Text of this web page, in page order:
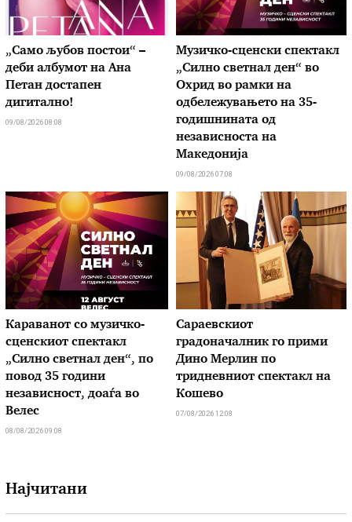
„Само љубов постои“ –
деби албумот на Ана
Петан достапен
дигитално!
09/08/2026 08:08
Музичко-сценски спектакл
„Силно светнал ден“ во
Охрид во рамки на
одбележувањето на 35-
годишнината од
независноста на
Македонија
09/08/2026 07:08
Караванот со музичкo-
сценскиот спектакл
„Силно светнал ден“, по
повод 35 години
независност, доаѓа во
Велес
08/08/2026 09:08
Сараевскиот
градоначалник го прими
Дино Мерлин по
тридневниот спектакл на
Кошево
07/08/2026 12:08
Најчитани